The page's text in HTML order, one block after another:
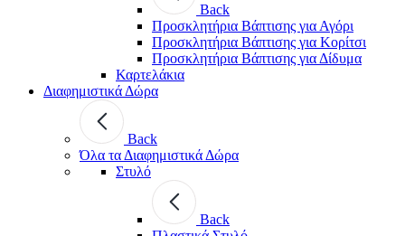
Back
Προσκλητήρια Βάπτισης για Αγόρι
Προσκλητήρια Βάπτισης για Κορίτσι
Προσκλητήρια Βάπτισης για Δίδυμα
Καρτελάκια
Διαφημιστικά Δώρα
Back
Όλα τα Διαφημιστικά Δώρα
Στυλό
Back